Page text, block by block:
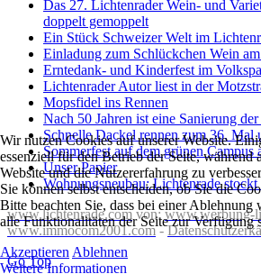
Das 27. Lichtenrader Wein- und
doppelt gemoppelt
Ein Stück Schweizer Welt im
Einladung zum Schlückchen Wein
Erntedank- und Kinderfest im
Lichtenrader Autor liest in der
Mopsfidel ins Rennen
Nach 50 Jahren ist eine Sanierung
Schnelle Dackel rennen zum 36. Mal
Sommerfest auf dem grünen Campus
Unser Papier
Wohnungsneubau: Lichtenrade stockt
www.lichtenrade.comvon:www.werbung-
www.immocom2001.com-
Go Top
Wir nutzen Cookies auf unserer Website.
essenziell für den Betrieb der Seite, während
Website und die Nutzererfahrung zu
Sie können selbst entscheiden, ob Sie die
Bitte beachten Sie, dass bei einer
alle Funktionalitäten der Seite zur Verfügung
Akzeptieren Ablehnen
Weitere Informationen